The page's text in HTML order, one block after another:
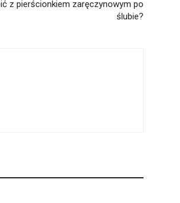
z pierścionkiem zaręczynowym po
ślubie?